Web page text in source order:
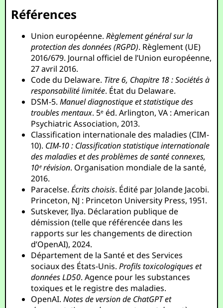
Références
Union européenne.Règlement général sur la
protection des données (RGPD). Règlement (UE)
2016/679. Journal officiel de l’Union européenne,
27 avril 2016.
Code du Delaware. Titre 6, Chapitre 18 : Sociétés à
responsabilité limitée. État du Delaware.
DSM-5.Manuel diagnostique et statistique des
troubles mentaux. 5ᵉ éd. Arlington, VA : American
Psychiatric Association, 2013.
Classification internationale des maladies (CIM-
10). CIM-10 : Classification statistique internationale
des maladies et des problèmes de santé connexes,
10ᵉ révision. Organisation mondiale de la santé,
2016.
Paracelse.Écrits choisis. Édité par Jolande Jacobi.
Princeton, NJ : Princeton University Press, 1951.
Sutskever, Ilya. Déclaration publique de
démission (telle que référencée dans les
rapports sur les changements de direction
d’OpenAI), 2024.
Département de la Santé et des Services
sociaux des États-Unis.Profils toxicologiques et
données LD50. Agence pour les substances
toxiques et le registre des maladies.
OpenAI.Notes de version de ChatGPT et